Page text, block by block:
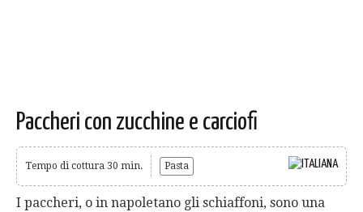
Paccheri con zucchine e carciofi
Tempo di cottura 30 min. Pasta
I paccheri, o in napoletano gli schiaffoni, sono una